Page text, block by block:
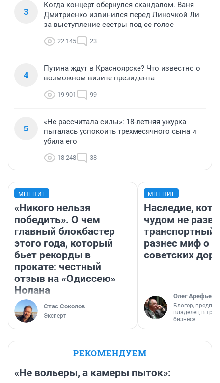
3
Когда концерт обернулся скандалом. Ваня
Дмитриенко извинился перед Линочкой Ли
за выступление сестры под ее голос
22 145 23
4
Путина ждут в Красноярске? Что известно о
возможном визите президента
19 901 99
5
«Не рассчитала силы»: 18-летняя ужурка
пыталась успокоить трехмесячного сына и
убила его
18 248 38
МНЕНИЕ
«Никого нельзя
победить». О чем
главный блокбастер
этого года, который
бьет рекорды в
прокате: честный
отзыв на «Одиссею»
Нолана
Стас Соколов
Эксперт
МНЕНИЕ
Наследие,
чудом не
транспортный
разнес миф о
советских
Олег Арефьев
Блогер,
владелец в
бизнесе
РЕКОМЕНДУЕМ
«Не вольеры, а камеры пыток»: